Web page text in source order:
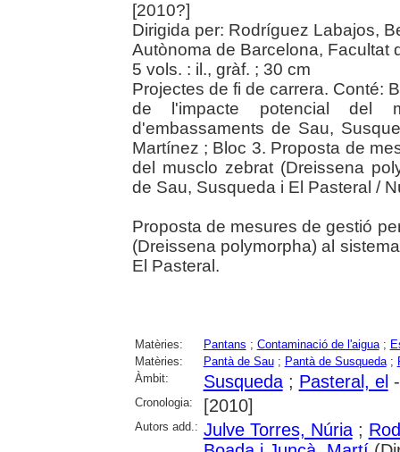
[2010?]
Dirigida per: Rodríguez Labajos,
Autònoma de Barcelona, Facultat
5 vols. : il., gràf. ; 30 cm
Projectes de fi de carrera. Conté:
de l'impacte potencial del
d'embassaments de Sau,
Martínez ; Bloc 3. Proposta de
del musclo zebrat (Dreissena
de Sau, Susqueda i El Pasteral /
Proposta de mesures de gestió
(Dreissena polymorpha) al
El Pasteral.
Matèries: Pantans ; Contaminació de l'aigua;
Matèries:
Pantà de Sau; Pantà de Susqueda;
Àmbit:
Susqueda; Pasteral, el
Cronologia: [2010]
Autors add.: Julve Torres, Núria;